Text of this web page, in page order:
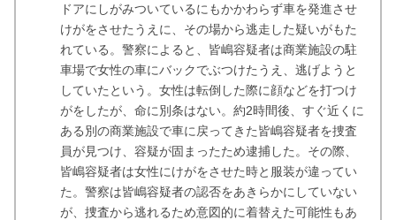
ドアにしがみついているにもかかわらず車を発進させ
けがをさせたうえに、その場から逃走した疑いがもた
れている。警察によると、皆嶋容疑者は商業施設の駐
車場で女性の車にバックでぶつけたうえ、逃げようと
していたという。女性は転倒した際に顔などを打つけ
がをしたが、命に別条はない。約2時間後、すぐ近くに
ある別の商業施設で車に戻ってきた皆嶋容疑者を捜査
員が見つけ、容疑が固まったため逮捕した。その際、
皆嶋容疑者は女性にけがをさせた時と服装が違ってい
た。警察は皆嶋容疑者の認否をあきらかにしていない
が、捜査から逃れるため意図的に着替えた可能性もあ